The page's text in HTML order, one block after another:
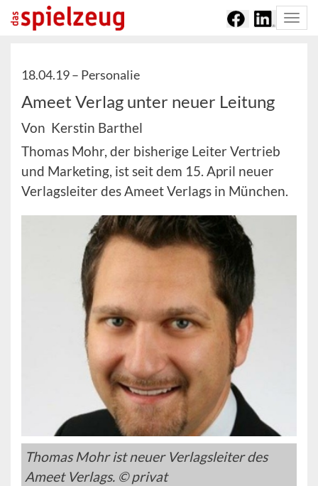
18.04.19 – Personalie
Ameet Verlag unter neuer Leitung
Von Kerstin Barthel
Thomas Mohr, der bisherige Leiter Vertrieb
und Marketing, ist seit dem 15. April neuer
Verlagsleiter des Ameet Verlags in München.
Thomas Mohr ist neuer Verlagsleiter des
Ameet Verlags. © privat